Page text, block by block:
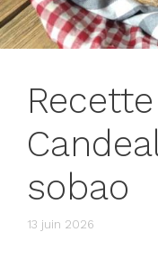
sobao
13 juin 2026